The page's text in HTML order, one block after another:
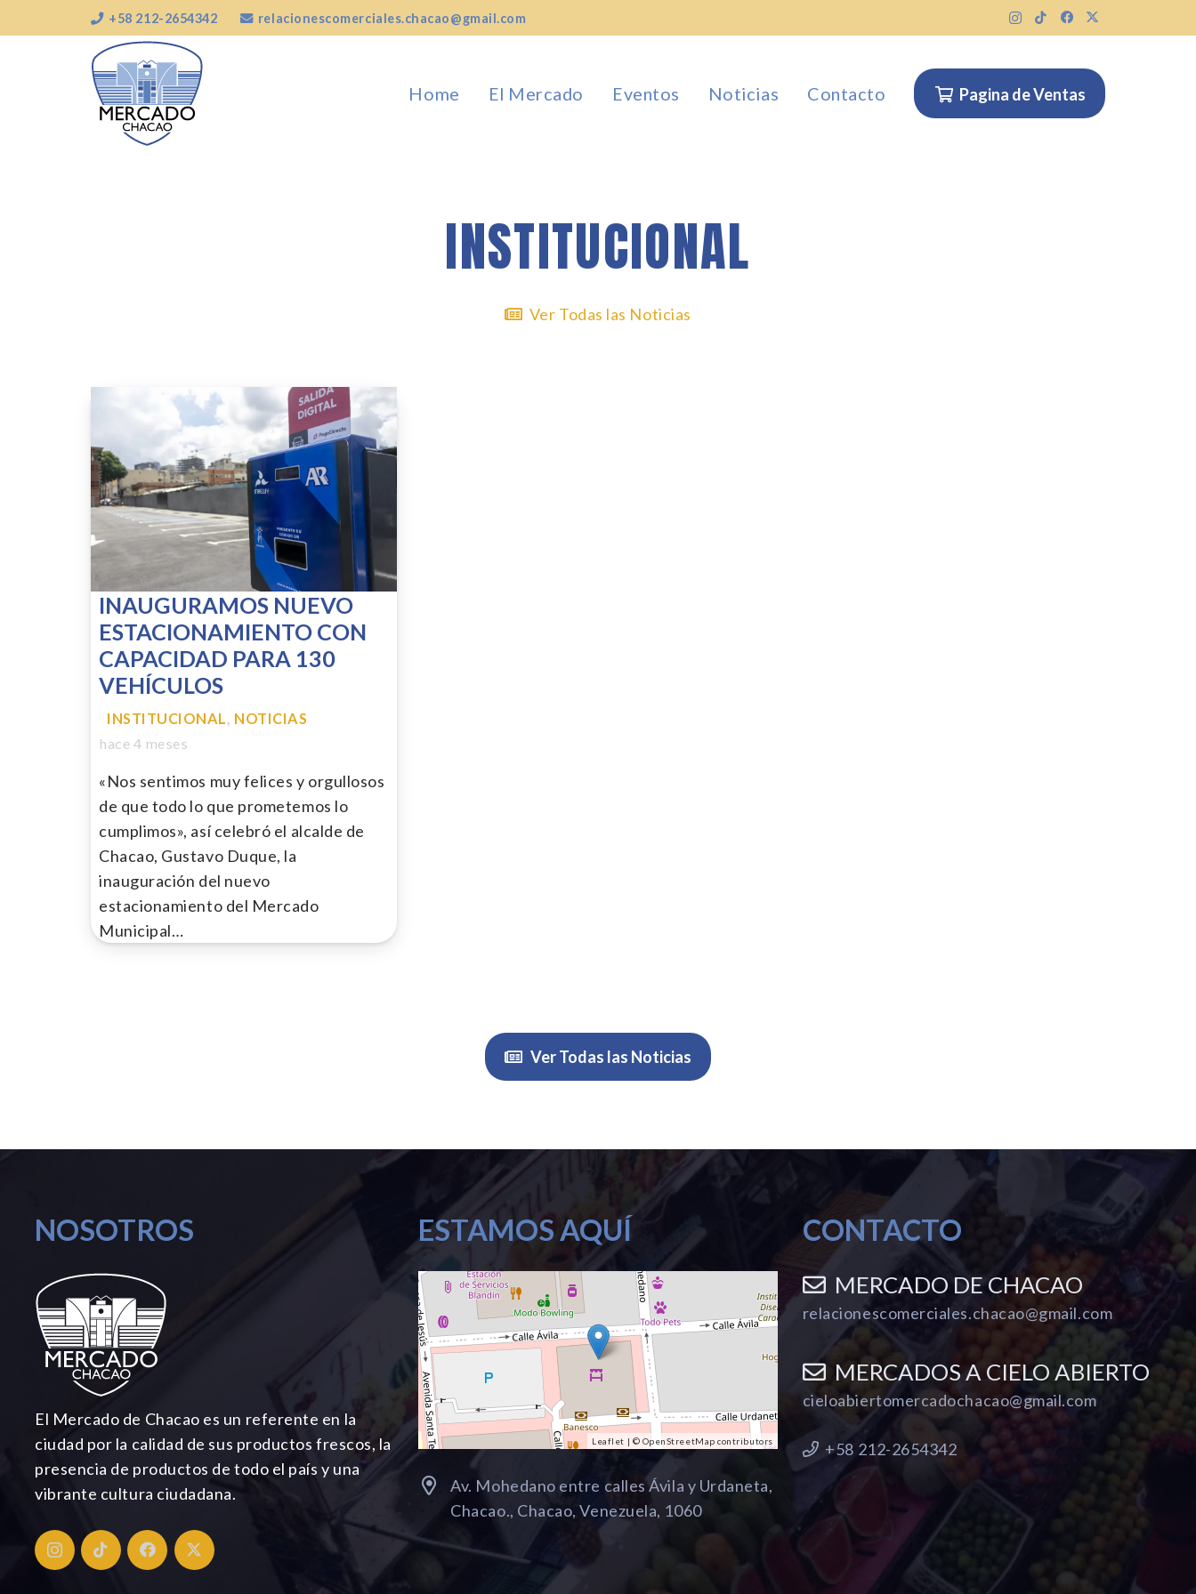
+58 212-2654342 relacionescomerciales.chacao@gmail.com
Home El Mercado Eventos Noticias Contacto Pagina de Ventas
INSTITUCIONAL
Ver Todas las Noticias
INAUGURAMOS NUEVO
ESTACIONAMIENTO CON
CAPACIDAD PARA 130
VEHÍCULOS
INSTITUCIONAL
NOTICIAS
hace 4 meses
«Nos sentimos muy felices y orgullosos
de que todo lo que prometemos lo
cumplimos», así celebró el alcalde de
Chacao, Gustavo Duque, la
inauguración del nuevo
estacionamiento del Mercado
Municipal…
Ver Todas las Noticias
NOSOTROS
El Mercado de Chacao es un referente en la
ciudad por la calidad de sus productos frescos, la
presencia de productos de todo el país y una
vibrante cultura ciudadana.
ESTAMOS AQUÍ
Leaflet | © OpenStreetMap contributors
Av. Mohedano entre calles Ávila y Urdaneta,
Chacao., Chacao, Venezuela, 1060
CONTACTO
MERCADO DE CHACAO
relacionescomerciales.chacao@gmail.com
MERCADOS A CIELO ABIERTO
cieloabiertomercadochacao@gmail.com
+58 212-2654342